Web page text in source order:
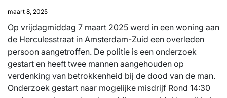
maart 8, 2025
Op vrijdagmiddag 7 maart 2025 werd in een woning aan
de Herculesstraat in Amsterdam-Zuid een overleden
persoon aangetroffen. De politie is een onderzoek
gestart en heeft twee mannen aangehouden op
verdenking van betrokkenheid bij de dood van de man.
Onderzoek gestart naar mogelijke misdrijf Rond 14:30